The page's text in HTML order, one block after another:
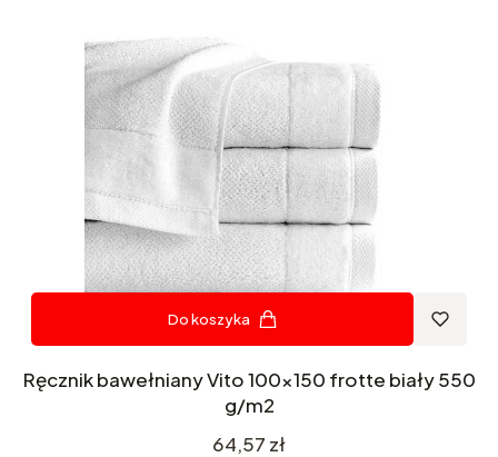
Do koszyka
Ręcznik bawełniany Vito 100x150 frotte biały 550
g/m2
Cena
64,57 zł